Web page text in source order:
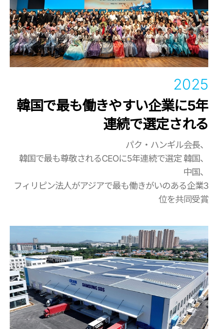
2025
韓国で最も働きやすい企業に5年
連続で選定される
パク・ハンギル会長、
韓国で最も尊敬されるCEOに5年連続で選定 韓国、
中国、
フィリピン法人がアジアで最も働きがいのある企業3
位を共同受賞